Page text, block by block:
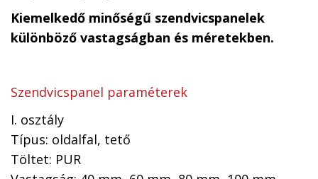
Kiemelkedő minőségű szendvicspanelek
különböző vastagságban és méretekben.
Szendvicspanel paraméterek
I. osztály
Típus: oldalfal, tető
Töltet: PUR